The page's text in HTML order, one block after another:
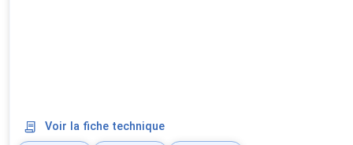
Voir la fiche technique